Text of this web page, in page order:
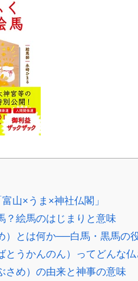
山×うま×神社仏閣」
？絵馬のはじまりと意味
）とは何か──白馬・黒馬の
とうかんのん）ってどんな仏
さめ）の由来と神事の意味